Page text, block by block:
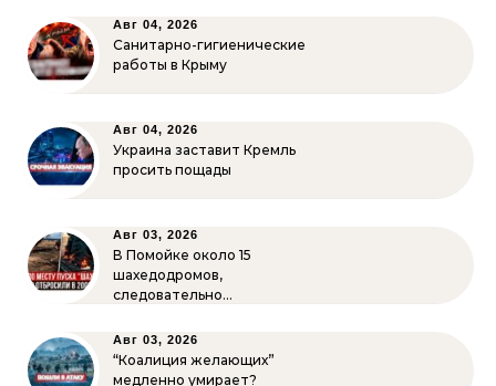
Авг 04, 2026
Санитарно-гигиенические
работы в Крыму
Авг 04, 2026
Украина заставит Кремль
просить пощады
Авг 03, 2026
В Помойке около 15
шахедодромов,
следовательно…
Авг 03, 2026
“Коалиция желающих”
медленно умирает?